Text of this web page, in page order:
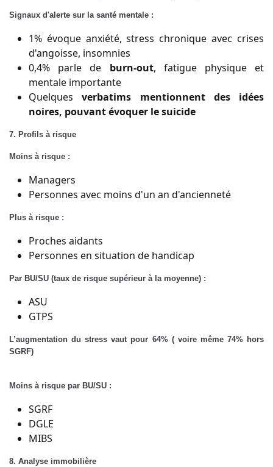
Signaux d'alerte sur la santé mentale :
1% évoque anxiété, stress chronique avec crises
d'angoisse, insomnies
0,4% parle de burn-out, fatigue physique et
mentale importante
Quelquesverbatims mentionnent des idées
noires, pouvant évoquer le suicide
7. Profils à risque
Moins à risque :
Managers
Personnes avec moins d'un an d'ancienneté
Plus à risque :
Proches aidants
Personnes en situation de handicap
Par BU/SU (taux de risque supérieur à la moyenne) :
ASU
GTPS
L’augmentation du stress vaut pour 64% ( voire même 74% hors
SGRF)
Moins à risque par BU/SU :
SGRF
DGLE
MIBS
8. Analyse immobilière